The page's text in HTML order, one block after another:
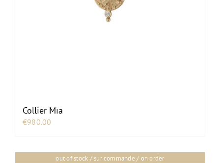
Collier Mïa
€980.00
out of stock / sur commande / on order